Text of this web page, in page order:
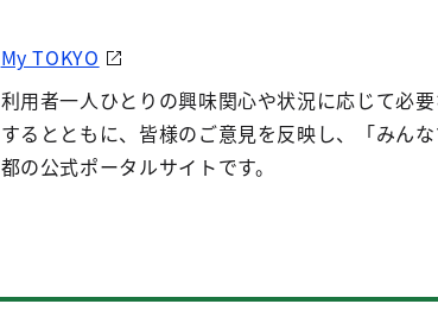
My TOKYO
利用者一人ひとりの興味関心や状況に応じて必
するとともに、皆様のご意見を反映し、「みん
都の公式ポータルサイトです。